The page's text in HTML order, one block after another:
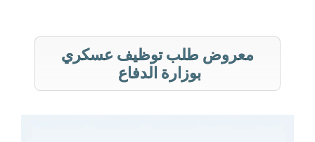
معروض طلب توظيف عسكري
بوزارة الدفاع